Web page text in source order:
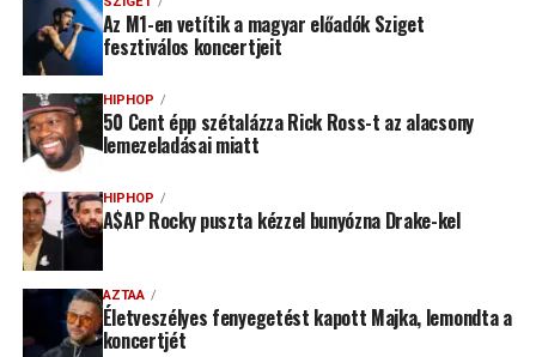
Az M1-en vetítik a magyar előadók Sziget
fesztiválos koncertjeit
HIPHOP
50 Cent épp szétalázza Rick Ross-t az alacsony
lemezeladásai miatt
HIPHOP
A$AP Rocky puszta kézzel bunyózna Drake-kel
AZTAA
Életveszélyes fenyegetést kapott Majka, lemondta a
koncertjét